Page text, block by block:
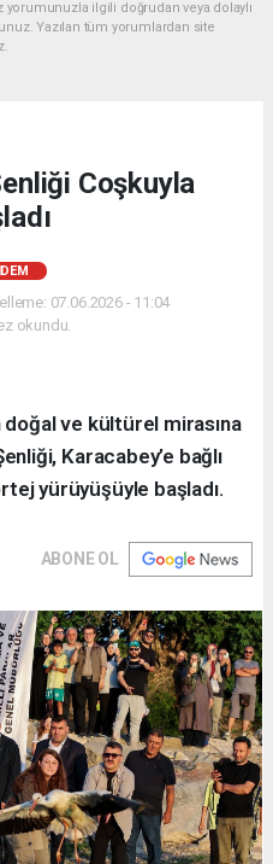
ilgili doğrudan veya dolaylı
Yazılan tüm yorumlardan site
Coşkuyla
07.06.2026 - 11:04
okundu.
doğal ve kültürel mirasına
Karacabey’e bağlı
yürüyüşüyle başladı.
ABONE OL